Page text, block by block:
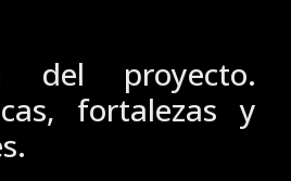
del proyecto.
fortalezas y